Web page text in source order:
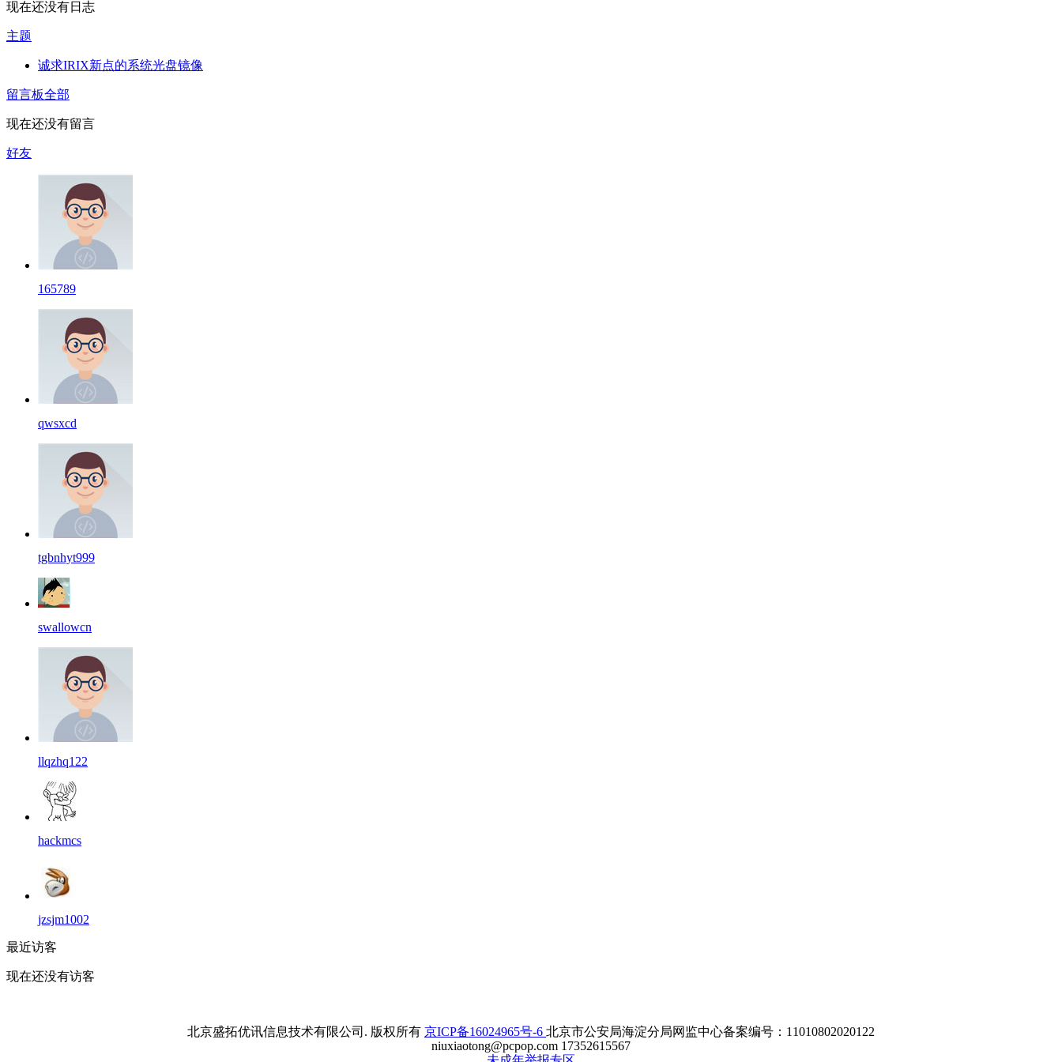
现在还没有日志
主题
诚求IRIX新点的系统光盘镜像
留言板全部
现在还没有留言
好友
165789
qwsxcd
tgbnhyt999
swallowcn
llqzhq122
hackmcs
jzsjm1002
最近访客
现在还没有访客
北京盛拓优讯信息技术有限公司. 版权所有 京ICP备16024965号-6 北京市公安局海淀分局网监中心备案编号：11010802020122
niuxiaotong@pcpop.com 17352615567